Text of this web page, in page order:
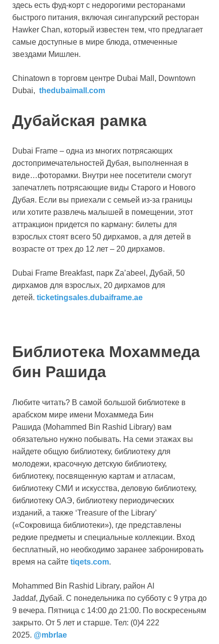
здесь есть фуд-корт с недорогими ресторанами
быстрого питания, включая сингапурский ресторан
Hawker Chan, который известен тем, что предлагает
самые доступные в мире блюда, отмеченные
звездами Мишлен.
Chinatown в торговм центре Dubai Mall, Downtown
Dubai, thedubaimall.com
Дубайская рамка
Dubai Frame – одна из многих потрясающих
достопримечательностей Дубая, выполненная в
виде…фоторамки. Внутри нее посетители смогут
запечатлеть потрясающие виды Старого и Нового
Дубая. Если вы приехали с семьей из-за границы
или хотите развлечь малышей в помещении, этот
аттракцион придется по карману: билеты для
взрослых стоят всего 50 дирхамов, а для детей в
возрасте от трех до 12 лет – 20 дирхамов.
Dubai Frame Breakfast, парк Za’abeel, Дубай, 50
дирхамов для взрослых, 20 дирхамов для
детей. ticketingsales.dubaiframe.ae
Библиотека Мохаммеда
бин Рашида
Любите читать? В самой большой библиотеке в
арабском мире имени Мохаммеда Бин
Рашида (Mohammed Bin Rashid Library) вам
обязательно нужно побывать. На семи этажах вы
найдете общую библиотеку, библиотеку для
молодежи, красочную детскую библиотеку,
библиотеку, посвященную картам и атласам,
библиотеку СМИ и искусства, деловую библиотеку,
библиотеку ОАЭ, библиотеку периодических
изданий, а также ‘Treasure of the Library’
(«Сокровища библиотеки»), где представлены
редкие предметы и специальные коллекции. Вход
бесплатный, но необходимо заранее забронировать
время на сайте tiqets.com.
Mohammed Bin Rashid Library, район Al
Jaddaf, Дубай. С понедельника по субботу с 9 утра до
9 вечера. Пятница с 14:00 до 21:00. По воскресеньям
закрыто. От 5 лет и старше. Тел: (0)4 222
2025. @mbrlae